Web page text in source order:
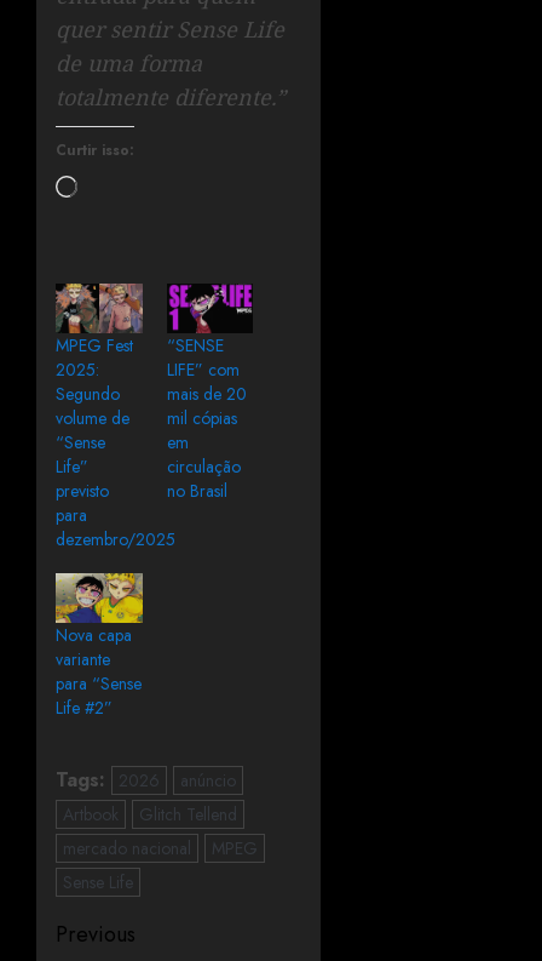
quer sentir Sense Life
de uma forma
totalmente diferente.”
Curtir isso:
MPEG Fest
2025:
Segundo
volume de
“Sense
Life”
previsto
para
dezembro/2025
“SENSE
LIFE” com
mais de 20
mil cópias
em
circulação
no Brasil
Nova capa
variante
para “Sense
Life #2”
Tags: 2026
anúncio
Artbook
Glitch Tellend
mercado nacional
MPEG
Sense Life
Previous